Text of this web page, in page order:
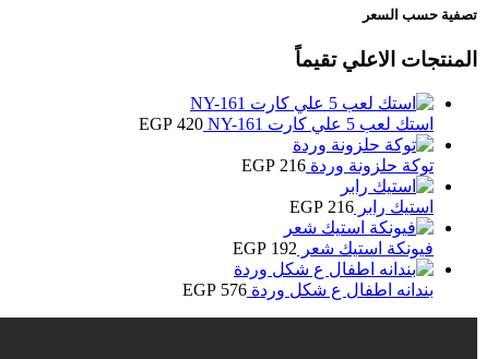
تصفية حسب السعر
المنتجات الاعلي تقيماً
استك لعب 5 علي كارت NY-161 EGP 420
توكة حلزونة وردة EGP 216
استيك رابر EGP 216
فيونكة استيك شعر EGP 192
بندانه اطفال ع شكل وردة EGP 576